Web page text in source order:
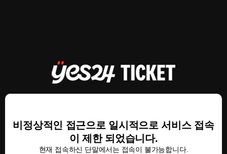
비정상적인 접근으로 일시적으로 서비스 접속
이 제한 되었습니다.
현재 접속하신 단말에서는 접속이 불가능합니다.